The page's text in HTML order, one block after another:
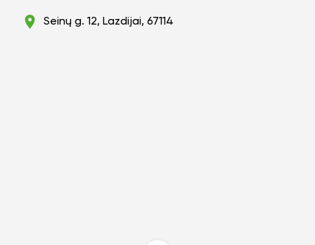
Seinų g. 12, Lazdijai, 67114